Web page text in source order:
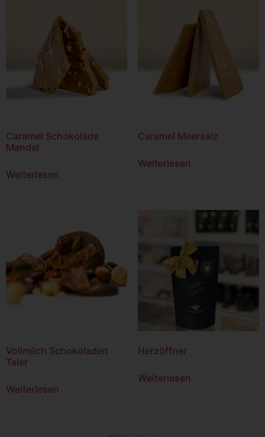
Caramel Schokolade
Mandel
Weiterlesen
Caramel Meersalz
Weiterlesen
Vollmilch Schokoladen
Taler
Weiterlesen
Herzöffner
Weiterlesen